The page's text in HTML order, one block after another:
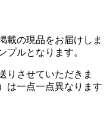
掲載の現品をお届けしま
プルとなります。
りさせていただきま
は一点一点異なります